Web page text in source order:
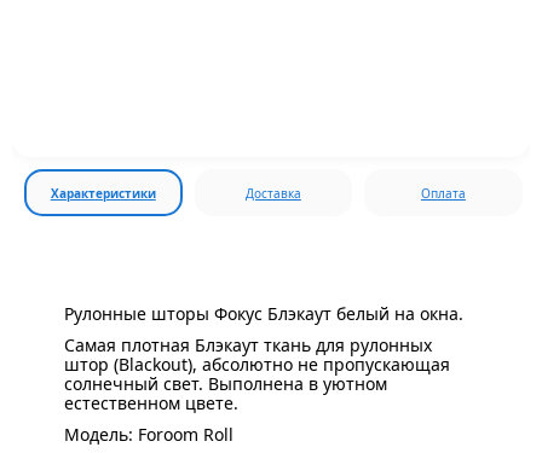
Характеристики Доставка Оплата
Рулонные шторы Фокус Блэкаут белый на окна.
Самая плотная Блэкаут ткань для рулонных
штор (Blackout), абсолютно не пропускающая
солнечный свет. Выполнена в уютном
естественном цвете.
Модель: Foroom Roll